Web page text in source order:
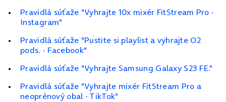
Pravidlá súťaže "Vyhrajte 10x mixér FitStream Pro -
Instagram"
Pravidlá súťaže "Pustite si playlist a vyhrajte O2
pods. - Facebook"
Pravidlá súťaže "Vyhrajte Samsung Galaxy S23 FE."
Pravidlá súťaže "Vyhrajte mixér FitStream Pro a
neoprénový obal - TikTok"